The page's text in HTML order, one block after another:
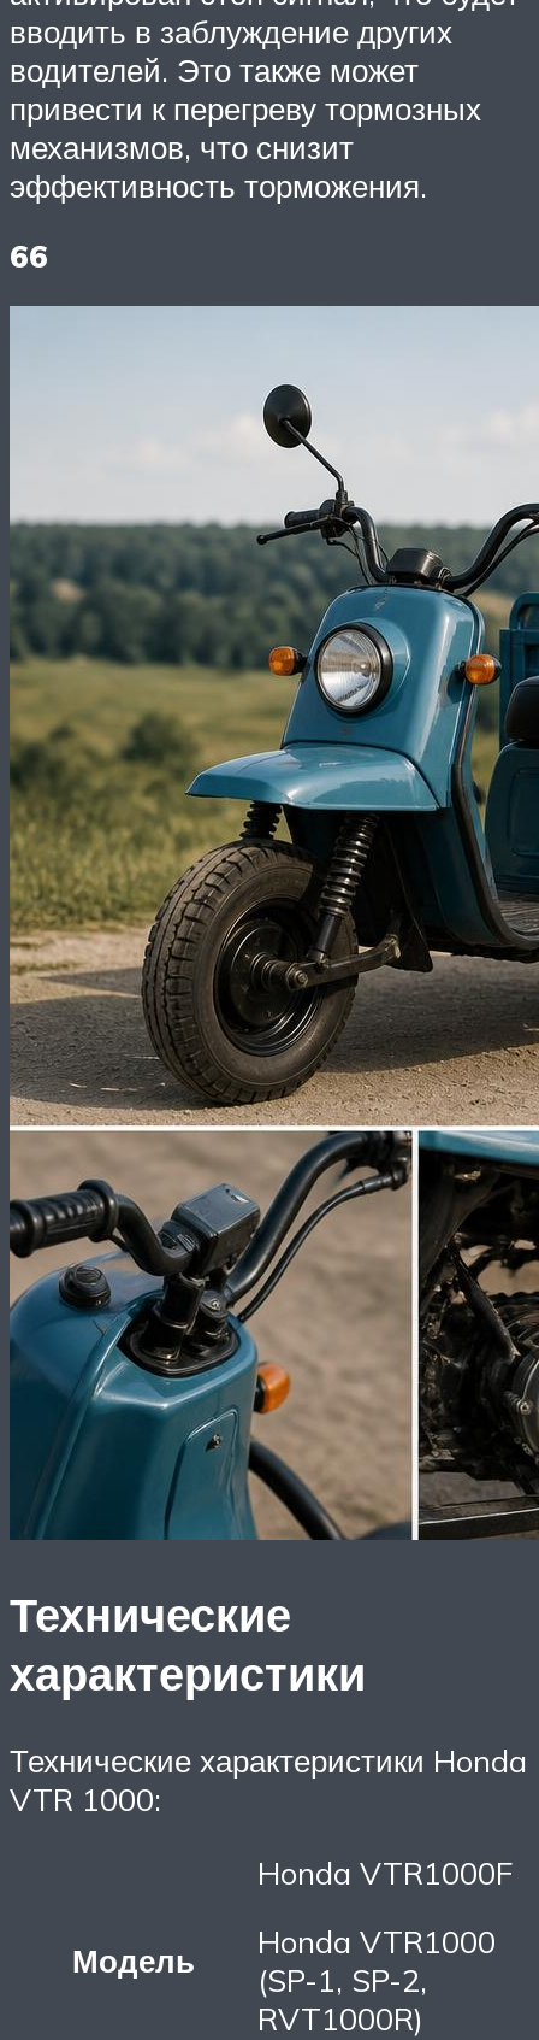
вводить в заблуждение других
водителей. Это также может
привести к перегреву тормозных
механизмов, что снизит
эффективность торможения.
66
Технические
характеристики
Технические характеристики Honda
VTR 1000:
Модель
Honda VTR1000F
Honda VTR1000
(SP-1, SP-2,
RVT1000R)